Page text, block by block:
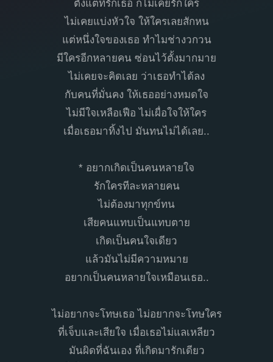
ตั้งแต่ที่รักเธอ ก็ไม่เคยรักใคร
ไม่เคยแบ่งหัวใจ ให้ใครเลยสักหน
แต่หนึ่งใจของเธอ ทำไมช่างวกวน
มีใครอีกหลายคน ซ่อนไว้ตั้งมากมาย
ไม่เคยจะคิดเลย ว่าเธอทำได้ลง
กับคนที่มั่นคง ให้เธออย่างหมดใจ
ไม่มีใจเหลือเฟือ ไม่เผื่อใจให้ใคร
เมื่อเธอมาทิ้งไป มันทนไม่ได้เลย..
* อยากเกิดเป็นคนหลายใจ
รักใครทีละหลายคน
ไม่ต้องมาทุกข์ทน
เสียคนแทบเป็นแทบตาย
เกิดเป็นคนใจเดียว
แล้วมันไม่มีความหมาย
อยากเป็นคนหลายใจเหมือนเธอ..
ไม่อยากจะโทษเธอ ไม่อยากจะโทษใคร
ที่เจ็บและเสียใจ เมื่อเธอไม่แลเหลียว
มันผิดที่ฉันเอง ที่เกิดมารักเดียว